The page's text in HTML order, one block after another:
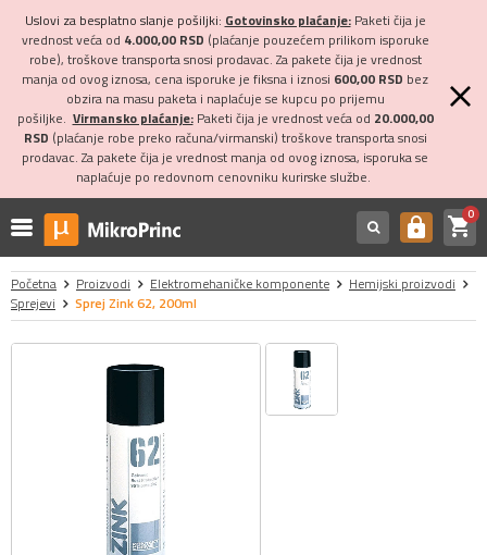
Uslovi za besplatno slanje pošiljki: Gotovinsko plaćanje:Paketi čija je
vrednost veća od 4.000,00 RSD (plaćanje pouzećem prilikom isporuke
robe), troškove transporta snosi prodavac. Za pakete čija je vrednost
manja od ovog iznosa, cena isporuke je fiksna i iznosi 600,00 RSD bez
obzira na masu paketa i naplaćuje se kupcu po prijemu
pošiljke. Virmansko plaćanje:Paketi čija je vrednost veća od 20.000,00
RSD (plaćanje robe preko računa/virmanski) troškove transporta snosi
prodavac. Za pakete čija je vrednost manja od ovog iznosa, isporuka se
naplaćuje po redovnom cenovniku kurirske službe.
https shopping_cart0
Početna Proizvodi Elektromehaničke komponente
Hemijski proizvodi
Sprejevi
Sprej Zink 62, 200ml